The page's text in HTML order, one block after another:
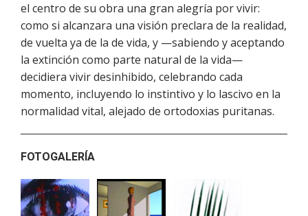
el centro de su obra una gran alegría por vivir:
como si alcanzara una visión preclara de la realidad,
de vuelta ya de la de vida, y —sabiendo y aceptando
la extinción como parte natural de la vida—
decidiera vivir desinhibido, celebrando cada
momento, incluyendo lo instintivo y lo lascivo en la
normalidad vital, alejado de ortodoxias puritanas.
FOTOGALERÍA